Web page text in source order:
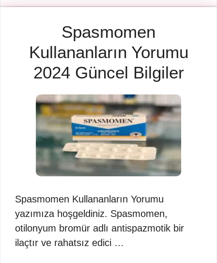
Spasmomen
Kullananların Yorumu
2024 Güncel Bilgiler
Spasmomen Kullananların Yorumu
yazımıza hoşgeldiniz. Spasmomen,
otilonyum bromür adlı antispazmotik bir
ilaçtır ve rahatsız edici …